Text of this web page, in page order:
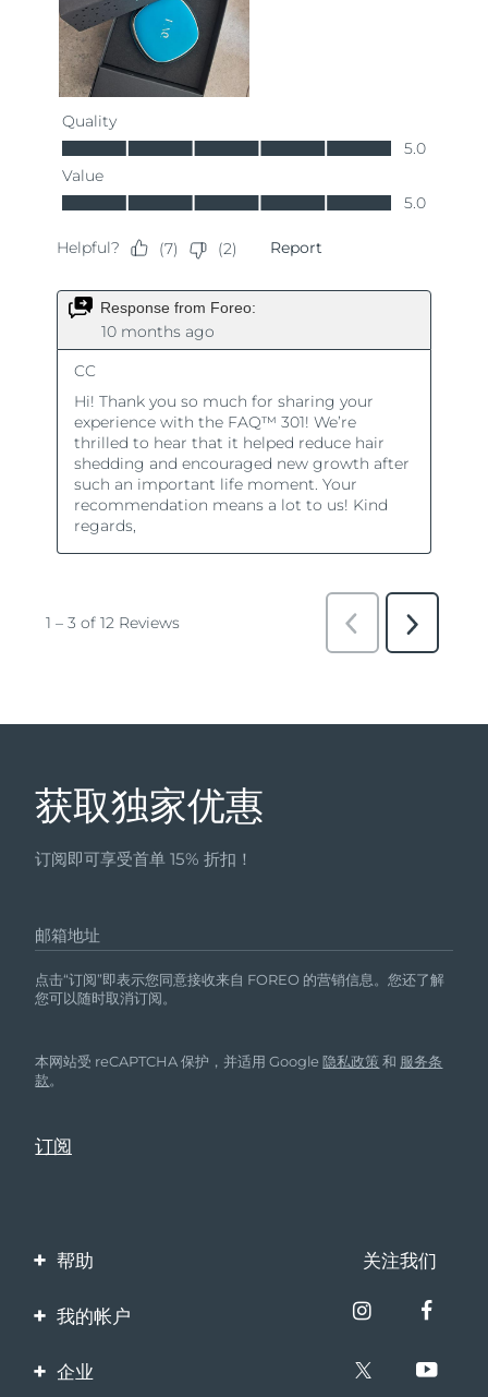
获取独家优惠
订阅即可享受首单 15% 折扣！
邮箱地址
点击“订阅”即表示您同意接收来自 FOREO 的营销信息。您还了解
您可以随时取消订阅。
本网站受 reCAPTCHA 保护，并适用 Google隐私政策 和 服务条
款。
帮助
联系我们
保修与退换货
关注我们
我的帐户
产品注册
企业